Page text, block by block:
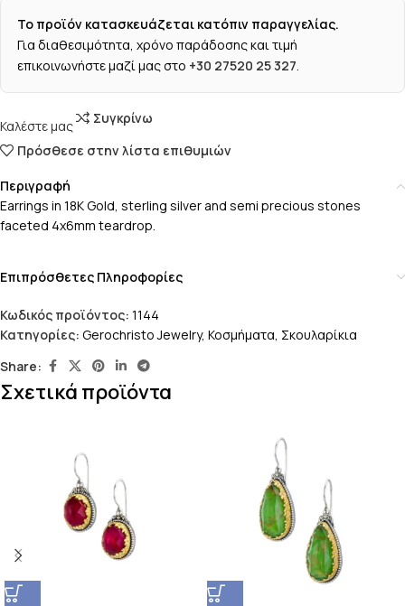
Το προϊόν κατασκευάζεται κατόπιν παραγγελίας.
Για διαθεσιμότητα, χρόνο παράδοσης και τιμή
επικοινωνήστε μαζί μας στο +30 27520 25 327.
Καλέστε μας
Συγκρίνω
Πρόσθεσε στην λίστα επιθυμιών
Περιγραφή
Earrings in 18K Gold, sterling silver and semi precious stones
faceted 4x6mm teardrop.
Επιπρόσθετες Πληροφορίες
Κωδικός προϊόντος: 1144
Κατηγορίες: Gerochristo Jewelry, Κοσμήματα, Σκουλαρίκια
Share:
Σχετικά προϊόντα